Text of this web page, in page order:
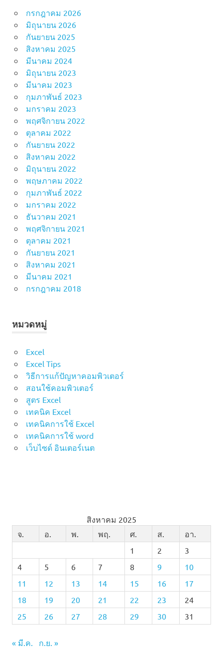
กรกฎาคม 2026
มิถุนายน 2026
กันยายน 2025
สิงหาคม 2025
มีนาคม 2024
มิถุนายน 2023
มีนาคม 2023
กุมภาพันธ์ 2023
มกราคม 2023
พฤศจิกายน 2022
ตุลาคม 2022
กันยายน 2022
สิงหาคม 2022
มิถุนายน 2022
พฤษภาคม 2022
กุมภาพันธ์ 2022
มกราคม 2022
ธันวาคม 2021
พฤศจิกายน 2021
ตุลาคม 2021
กันยายน 2021
สิงหาคม 2021
มีนาคม 2021
กรกฎาคม 2018
หมวดหมู่
Excel
Excel Tips
วิธีการแก้ปัญหาคอมพิวเตอร์
สอนใช้คอมพิวเตอร์
สูตร Excel
เทคนิค Excel
เทคนิคการใช้ Excel
เทคนิคการใช้ word
เว็บไซด์ อินเตอร์เนต
สิงหาคม 2025
จ.
อ. พ. พฤ. ศ. ส.
อา.
1
2
3
4
5 6 7 8 9
10
11
12 13 14 15 16
17
18
19 20 21 22 23
24
25
26 27 28 29 30 31
« มี.ค. ก.ย. »